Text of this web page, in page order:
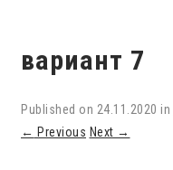
вариант 7
Published on 24.11.2020 in
← Previous Next →